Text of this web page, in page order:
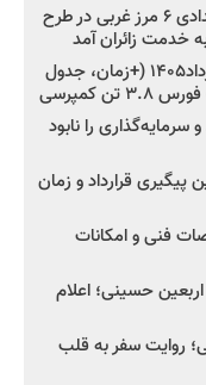
مدیرعامل امدادخودروسایپا: پوشش امدادی ۶ مرز غربی در طرح
شروع فروش ۸ محصول بهمن دیزل -مرداد۱۴۰۵ (+زمان، جدول
کمپرسی
را نابود
پیگیری قرارداد و زمان
فنی و امکانات
اربعین حسینی؛ اعلام
روایت سفر به قلب